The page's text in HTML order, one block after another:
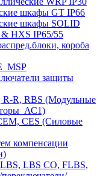
шкафы GT IP66
шкафы SOLID
HXS IP65/55
короба
защиты
R, RBS (Модульные
CES (Силовые
компенсации
LBS CO, FLBS,